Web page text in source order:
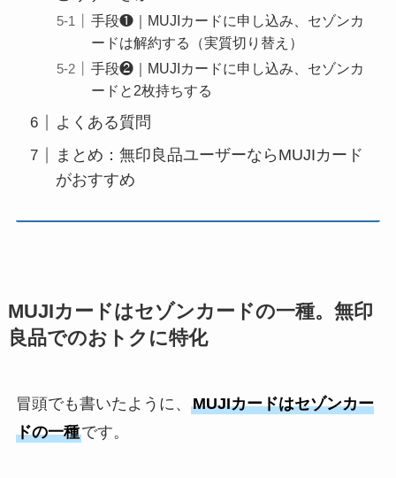
手段❶｜MUJIカードに申し込み、セゾンカ
ードは解約する（実質切り替え）
手段❷｜MUJIカードに申し込み、セゾンカ
ードと2枚持ちする
よくある質問
まとめ：無印良品ユーザーならMUJIカード
がおすすめ
MUJIカードはセゾンカードの一種。無印
良品でのおトクに特化
冒頭でも書いたように、 MUJIカードはセゾンカー
ドの一種です。